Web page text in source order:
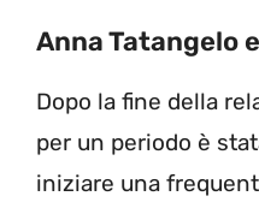
Anna Tatangelo
Dopo la fine della
per un periodo è
iniziare una